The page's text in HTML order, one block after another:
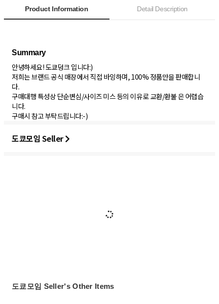
Product Information Detail Description
Summary
안녕하세요! 도쿄덩크 입니다:)
저희는 브랜드 공식 매장에서 직접 바잉하며, 100% 정품만을 판매합니
다.
구매대행 특성상 단순변심/사이즈 미스 등의 이유로 교환/환불 은 어렵습
니다.
구매시 참고 부탁드립니다:-)
도쿄모임 Seller
도쿄모임 Seller's Other Items